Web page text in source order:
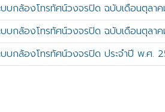
กล้องโทรทัศน์วงจรปิด ฉบับเดือนตุลาค
บกล้องโทรทัศน์วงจรปิด ฉบับเดือนตุลา
กล้องโทรทัศน์วงจรปิด ประจำปี พ.ศ.